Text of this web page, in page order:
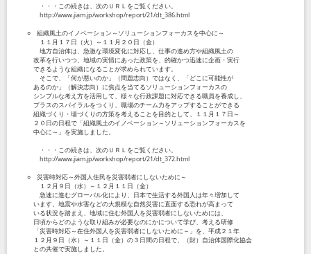
・・・この続きは、次のＵＲＬをご覧ください。
http://www.jiam.jp/workshop/report/21/dt_386.html
○ 組織風土のイノベーション～ソリューションフォーカスを中心に～
１１月１７日（火）～１１月２０日（金）
地方自治体は、急激な環境変化に対応し、仕事の進め方や組織風土の
改革を行いつつ、地域の実情にあった政策を、的確かつ迅速に企画・実行
できるような組織になることが求められています。
そこで、「何が悪いのか」（問題志向）ではなく、「どこに可能性が
あるのか」（解決志向）に焦点を当てるソリューションフォーカスの
シンプルな考え方を活用して、様々な行政課題に対応できる職員を養成し、
プラスのスパイラルをつくり、職場のチーム力をアップすることができる
組織づくり・場づくりの方策を考えることを目的として、１１月１７日～
２０日の日程で「組織風土のイノベーション～ソリューションフォーカスを
中心に～」を実施しました。
・・・この続きは、次のＵＲＬをご覧ください。
http://www.jiam.jp/workshop/report/21/dt_372.html
○ 災害時対応～外国人住民を災害弱者にしないために～
１２月９日（水）～１２月１１日（金）
急速に進むグローバル化により、日本で生活する外国人は年々増加して
います。地震や水害などの大規模な自然災害に直面する恐れが高まって
いる状況を踏まえ、地域に住む外国人を災害弱者にしないためには、
日頃からどのような取り組みが必要なのにかについて学び、考える研修
「災害時対応～在住外国人を災害弱者にしないために～」を、平成２１年
１２月９日（水）～１１日（金）の３日間の日程で、（財）自治体国際化協会
との共催で実施しました。